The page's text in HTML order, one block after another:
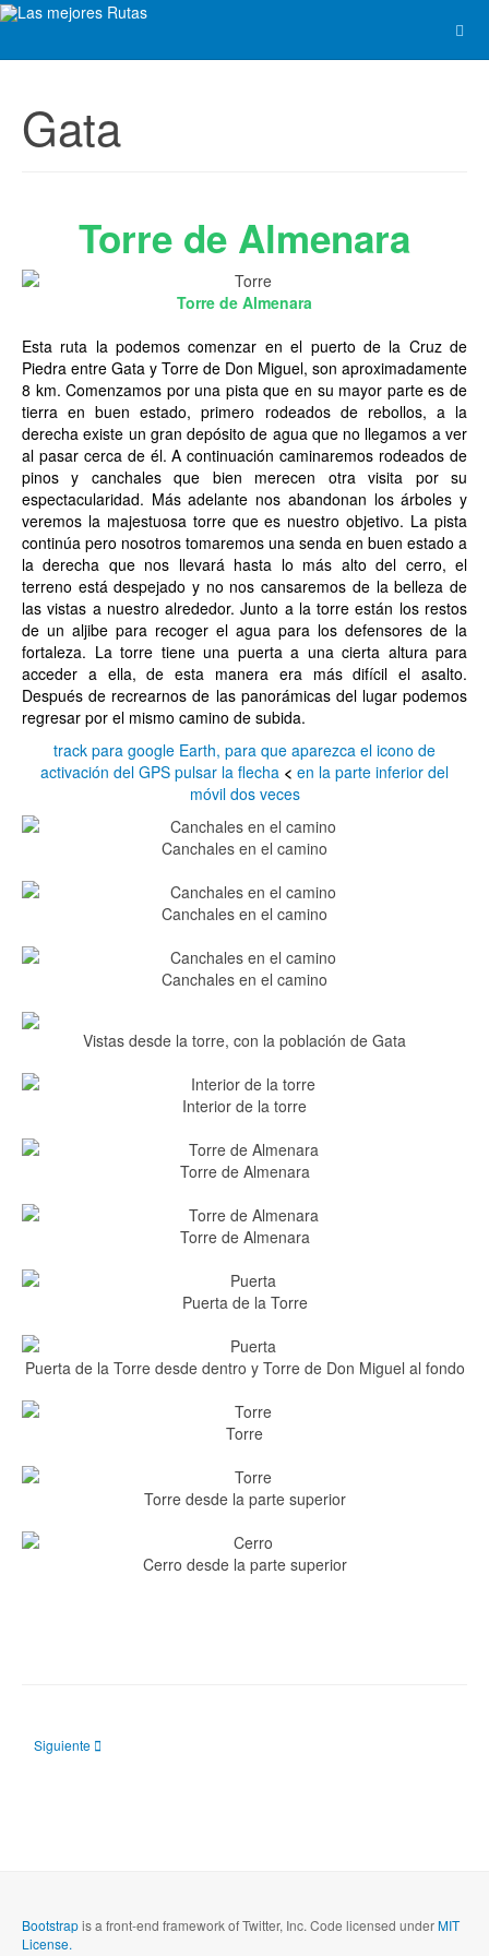
Gata
Torre de Almenara
Torre de Almenara
Esta ruta la podemos comenzar en el puerto de la Cruz de
Piedra entre Gata y Torre de Don Miguel, son aproximadamente
8 km. Comenzamos por una pista que en su mayor parte es de
tierra en buen estado, primero rodeados de rebollos, a la
derecha existe un gran depósito de agua que no llegamos a ver
al pasar cerca de él. A continuación caminaremos rodeados de
pinos y canchales que bien merecen otra visita por su
espectacularidad. Más adelante nos abandonan los árboles y
veremos la majestuosa torre que es nuestro objetivo. La pista
continúa pero nosotros tomaremos una senda en buen estado a
la derecha que nos llevará hasta lo más alto del cerro, el
terreno está despejado y no nos cansaremos de la belleza de
las vistas a nuestro alrededor. Junto a la torre están los restos
de un aljibe para recoger el agua para los defensores de la
fortaleza. La torre tiene una puerta a una cierta altura para
acceder a ella, de esta manera era más difícil el asalto.
Después de recrearnos de las panorámicas del lugar podemos
regresar por el mismo camino de subida.
track para google Earth, para que aparezca el icono de
activación del GPS pulsar la flecha < en la parte inferior del
móvil dos veces
Canchales en el camino
Canchales en el camino
Canchales en el camino
Vistas desde la torre, con la población de Gata
Interior de la torre
Torre de Almenara
Torre de Almenara
Puerta de la Torre
Puerta de la Torre desde dentro y Torre de Don Miguel al fondo
Torre
Torre desde la parte superior
Cerro desde la parte superior
Artículo siguiente: Convento del Hoyo
Siguiente
Bootstrapis a front-end framework of Twitter, Inc. Code licensed underMIT
License.